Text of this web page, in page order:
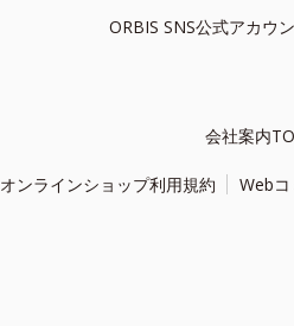
ORBIS SNS公式アカウ
会社案内
オンラインショップ利用規約 Web